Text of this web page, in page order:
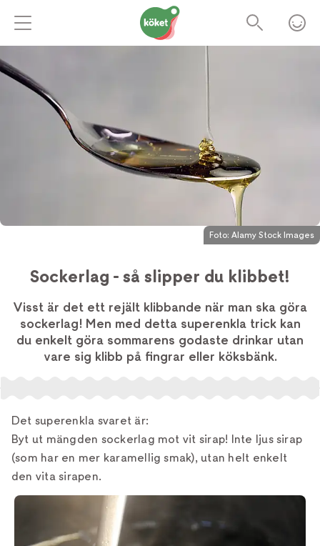
Foto: Alamy Stock Images
Sockerlag - så slipper du klibbet!
Visst är det ett rejält klibbande när man ska göra
sockerlag! Men med detta superenkla trick kan
du enkelt göra sommarens godaste drinkar utan
vare sig klibb på fingrar eller köksbänk.
Det superenkla svaret är:
Byt ut mängden sockerlag mot vit sirap! Inte ljus sirap
(som har en mer karamellig smak), utan helt enkelt
den vita sirapen.